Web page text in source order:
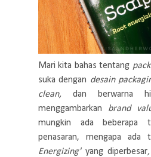
Mari kita bahas tentang
suka dengan desain
clean, dan berwarna
menggambarkan brand
mungkin ada beberapa
penasaran, mengapa ada
Energizing'yang diperbesar